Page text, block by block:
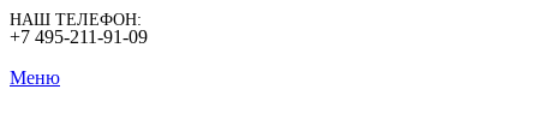
НАШ ТЕЛЕФОН:
+7 495-211-91-09
Меню